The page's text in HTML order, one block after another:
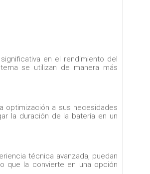
en el rendimiento del
se utilizan de manera más
optimización a sus necesidades
la duración de la batería en un
técnica avanzada, puedan
que la convierte en una opción